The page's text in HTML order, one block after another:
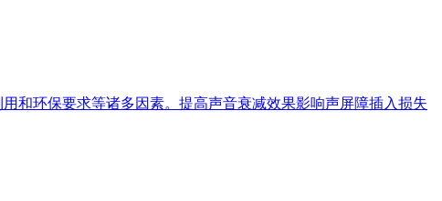
和环保要求等诸多因素。提高声音衰减效果影响声屏障插入损失